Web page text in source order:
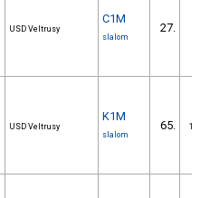
USD Veltrusy
C1M
slalom
27.
USD Veltrusy
K1M
slalom
65. 15/DM